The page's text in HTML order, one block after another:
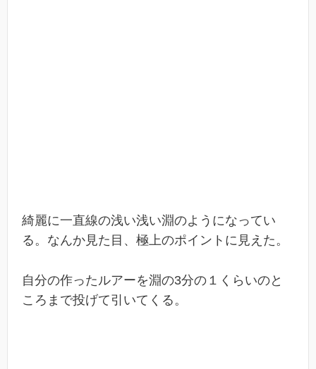
綺麗に一直線の浅い浅い淵のようになってい
る。なんか見た目、極上のポイントに見えた。
自分の作ったルアーを淵の3分の１くらいのと
ころまで投げて引いてくる。